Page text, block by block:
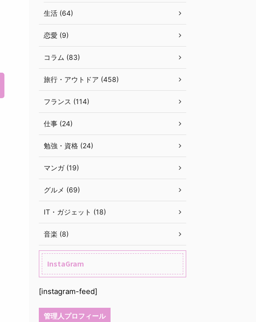
生活 (64)
恋愛 (9)
コラム (83)
旅行・アウトドア (458)
フランス (114)
仕事 (24)
勉強・資格 (24)
マンガ (19)
グルメ (69)
IT・ガジェット (18)
音楽 (8)
InstaGram
[instagram-feed]
管理人プロフィール